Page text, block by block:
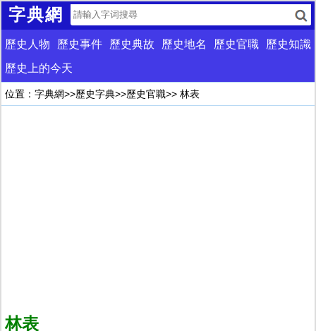
字典網
歷史人物 歷史事件 歷史典故 歷史地名 歷史官職
歷史知識
歷史上的今天
位置： 字典網>>歷史字典>>歷史官職>> 林表
林表